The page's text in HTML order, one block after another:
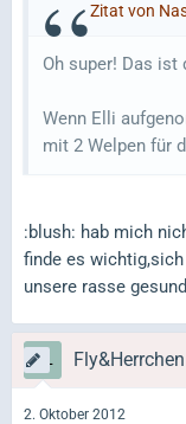
Zitat von
Oh super! Das ist
Wenn Elli
mit 2 Welpen für
:blush: hab mich
finde es
unsere rasse
Fly&Herrchen
2. Oktober 2012